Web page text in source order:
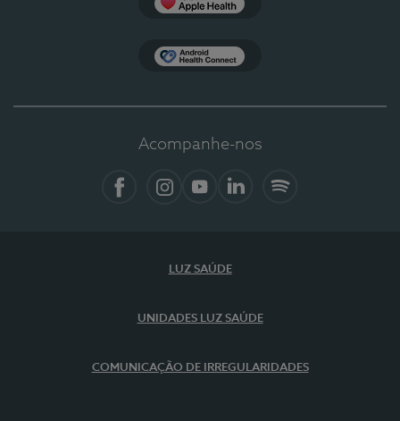
Acompanhe-nos
LUZ SAÚDE
UNIDADES LUZ SAÚDE
COMUNICAÇÃO DE IRREGULARIDADES